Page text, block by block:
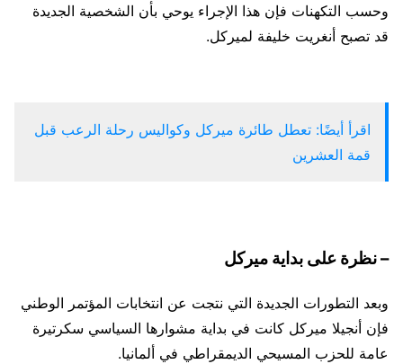
وحسب التكهنات فإن هذا الإجراء يوحي بأن الشخصية الجديدة
قد تصبح أنغريت خليفة لميركل.
اقرأ أيضًا: تعطل طائرة ميركل وكواليس رحلة الرعب قبل
قمة العشرين
– نظرة على بداية ميركل
وبعد التطورات الجديدة التي نتجت عن انتخابات المؤتمر الوطني
فإن أنجيلا ميركل كانت في بداية مشوارها السياسي سكرتيرة
عامة للحزب المسيحي الديمقراطي في ألمانيا.